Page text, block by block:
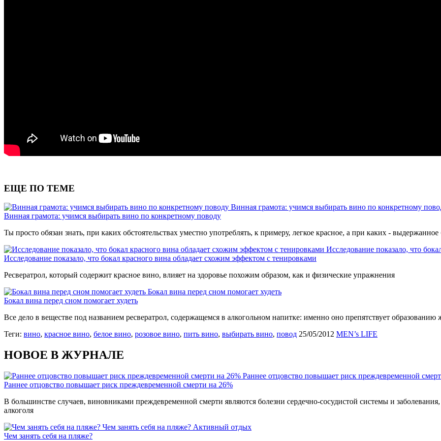
ЕЩЕ ПО ТЕМЕ
Винная грамота: учимся выбирать вино по конкретному
Винная грамота: учимся выбирать вино по конкретному поводу
Ты просто обязан знать, при каких обстоятельствах уместно употреблять, к примеру, легкое красное, а при каких - выдержанное
Исследование показало, что
Исследование показало, что бокал красного вина обладает схожим эффектом с тенировками
Ресвератрол, который содержит красное вино, влияет на здоровье похожим образом, как и физические упражнения
Бокал вина перед сном помогает худеть
Бокал вина перед сном помогает худеть
Все дело в веществе под названием ресвератрол, содержащемся в алкогольном напитке: именно оно препятствует образованию
Теги: вино, красное вино, белое вино, розовое вино, пить вино, выбирать вино, повод 25/05/2012 MEN’s LIFE
НОВОЕ В ЖУРНАЛЕ
Раннее отцовство повышает риск преждевременной
Раннее отцовство повышает риск преждевременной смерти на 26%
В большинстве случаев, виновниками преждевременной смерти являются болезни сердечно-сосудистой системы и
алкоголя
Чем занять себя на пляже? Активный отдых
Чем занять себя на пляже?